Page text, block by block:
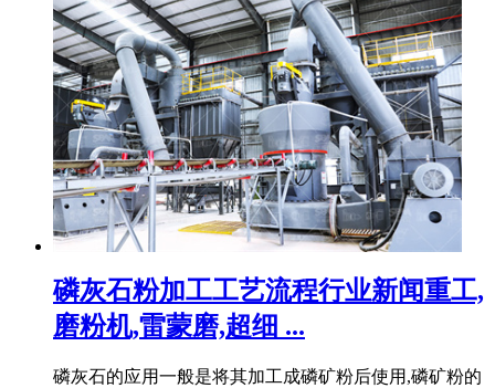
磷灰石粉加工工艺流程行业新闻重工,
磨粉机,雷蒙磨,超细 ...
磷灰石的应用一般是将其加工成磷矿粉后使用,磷矿粉的